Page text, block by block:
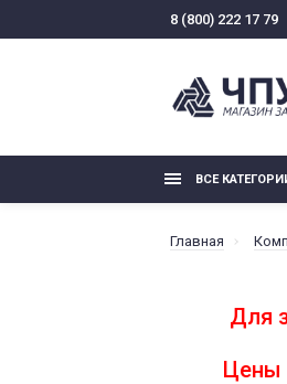
8 (800) 222 17 79
ВСЕ
Главная
Для
Цены